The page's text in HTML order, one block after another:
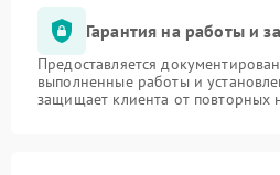
Гарантия на работы и
Предоставляется
выполненные работы и
защищает клиента от повторных